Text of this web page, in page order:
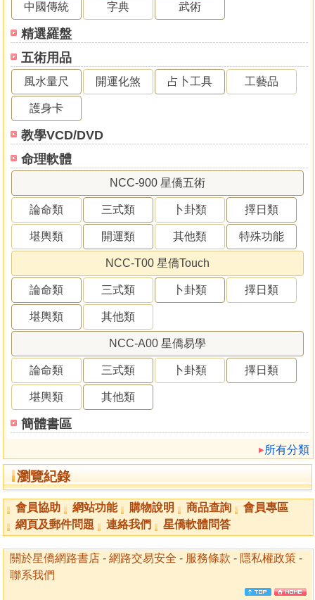
中國傳統 字典 武術
精選羅盤
五術用品
風水量尺 開運化煞 占卜工具 工藝品
護身卡
教學VCD/DVD
命理軟體
NCC-900 星僑五術
論命類 三式類 卜卦類 擇日類
堪輿類 開運類 其他類 特殊功能
NCC-T00 星僑Touch
論命類 三式類 卜卦類 擇日類
堪輿類 其他類
NCC-A00 星僑易學
論命類 三式類 卜卦類 擇日類
堪輿類 其他類
簡體書區
所有分類
瀏覽紀錄
會員協助 網站功能 購物說明 商品查詢
會員專區
網頁及郵件問題
連絡我們 星僑軟體問答
關於星僑網路書店 - 網路交易安全 - 服務條款 - 隱私權政策 -
聯系我們